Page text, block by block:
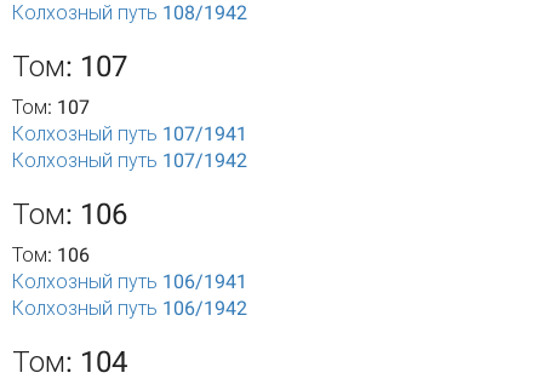
Колхозный путь 108/1942
Том: 107
Том: 107
Колхозный путь 107/1941
Колхозный путь 107/1942
Том: 106
Том: 106
Колхозный путь 106/1941
Колхозный путь 106/1942
Том: 104